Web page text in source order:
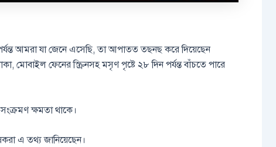
আমরা যা জেনে এসেছি, তা আপাতত তছনছ করে দিয়েছেন
মোবাইল ফেনের স্ক্রিনসহ মসৃণ পৃষ্টে ২৮ দিন পর্যন্ত বাঁচতে পারে
ক্ষমতা থাকে।
এ তথ্য জানিয়েছেন।